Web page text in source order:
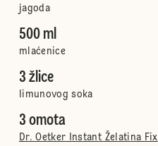
jagoda
500 ml
mlaćenice
3 žlice
limunovog soka
3 omota
Dr. Oetker Instant Želatina Fix